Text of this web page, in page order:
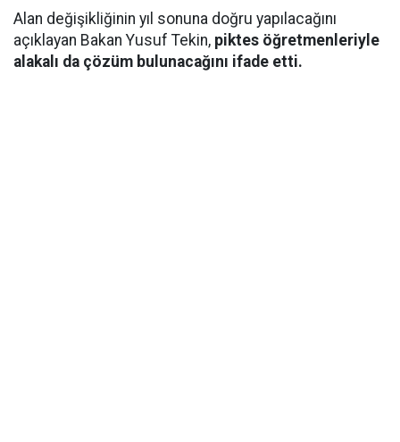
Alan değişikliğinin yıl sonuna doğru yapılacağını
açıklayan Bakan Yusuf Tekin, piktes öğretmenleriyle
alakalı da çözüm bulunacağını ifade etti.